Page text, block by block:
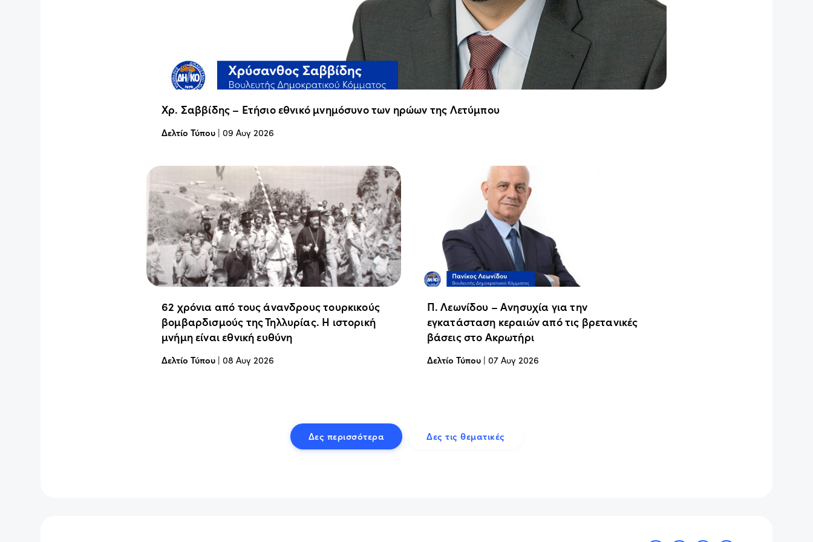
Χρ. Σαββίδης – Ετήσιο εθνικό μνημόσυνο των ηρώων της Λετύμπου
Δελτίο Τύπου | 09 Αυγ 2026
62 χρόνια από τους άνανδρους τουρκικούς
βομβαρδισμούς της Τηλλυρίας. Η ιστορική
μνήμη είναι εθνική ευθύνη
Δελτίο Τύπου | 08 Αυγ 2026
Π. Λεωνίδου – Ανησυχία για την
εγκατάσταση κεραιών από τις βρετανικές
βάσεις στο Ακρωτήρι
Δελτίο Τύπου| 07 Αυγ 2026
Δες περισσότερα Δες τις θεματικές